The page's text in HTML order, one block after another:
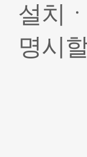
설치
명시